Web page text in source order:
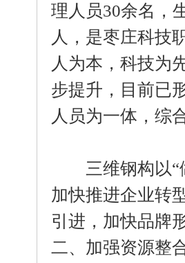
理人员30余名，
人，是枣庄科技
人为本，科技为
步提升，目前已
人员为一体，综
三维钢构以“
加快推进企业转
引进，加快品牌
二、加强资源整